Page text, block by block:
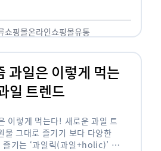
쇼핑몰온라인쇼핑몰유통
과일은 이렇게 먹는
일 트렌드
이렇게 먹는다! 새로운 과일 트
물 그대로 즐기기 보다 다양한
즐기는 ‘과일릭(과일+holic)’ 트